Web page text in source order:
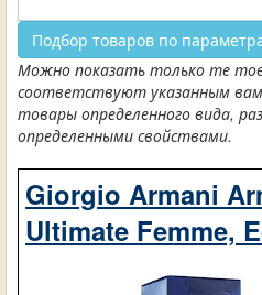
Подбор товаров по
Можно показать только те
соответствуют указанным
товары определенного вида,
определенными свойствами.
Giorgio Armani
Ultimate Femme,